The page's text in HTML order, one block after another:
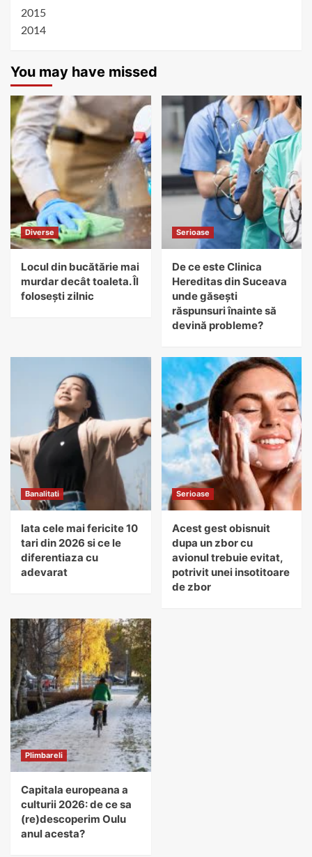
2015
2014
You may have missed
Diverse
Locul din bucătărie mai
murdar decât toaleta. Îl
folosești zilnic
Serioase
De ce este Clinica
Hereditas din Suceava
unde găsești
răspunsuri înainte să
devină probleme?
Banalitati
Iata cele mai fericite 10
tari din 2026 si ce le
diferentiaza cu
adevarat
Serioase
Acest gest obisnuit
dupa un zbor cu
avionul trebuie evitat,
potrivit unei insotitoare
de zbor
Plimbareli
Capitala europeana a
culturii 2026: de ce sa
(re)descoperim Oulu
anul acesta?